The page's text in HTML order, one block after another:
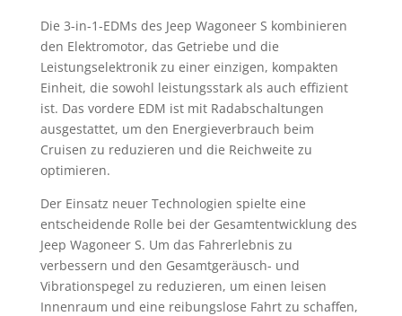
Die 3-in-1-EDMs des Jeep Wagoneer S kombinieren
den Elektromotor, das Getriebe und die
Leistungselektronik zu einer einzigen, kompakten
Einheit, die sowohl leistungsstark als auch effizient
ist. Das vordere EDM ist mit Radabschaltungen
ausgestattet, um den Energieverbrauch beim
Cruisen zu reduzieren und die Reichweite zu
optimieren.
Der Einsatz neuer Technologien spielte eine
entscheidende Rolle bei der Gesamtentwicklung des
Jeep Wagoneer S. Um das Fahrerlebnis zu
verbessern und den Gesamtgeräusch- und
Vibrationspegel zu reduzieren, um einen leisen
Innenraum und eine reibungslose Fahrt zu schaffen,